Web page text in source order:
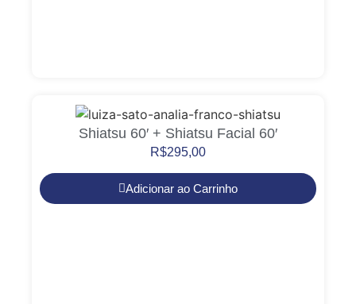
Shiatsu 60′ + Shiatsu Facial 60′
R$295,00
Adicionar ao Carrinho